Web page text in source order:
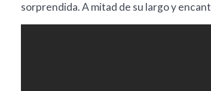
sorprendida. A mitad de su largo y